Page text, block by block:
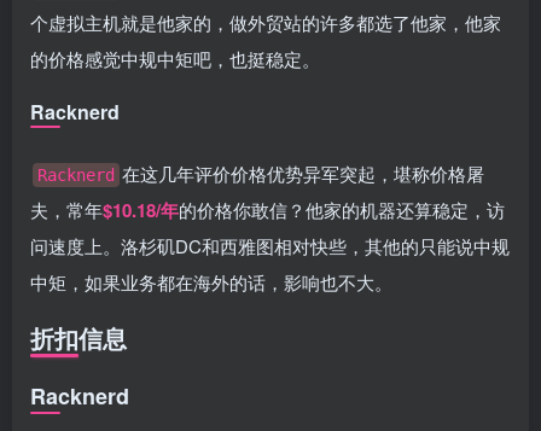
个虚拟主机就是他家的，做外贸站的许多都选了他家，他家
的价格感觉中规中矩吧，也挺稳定。
Racknerd
Racknerd 在这几年评价价格优势异军突起，堪称价格屠
夫，常年$10.18/年的价格你敢信？他家的机器还算稳定，访
问速度上。洛杉矶DC和西雅图相对快些，其他的只能说中规
中矩，如果业务都在海外的话，影响也不大。
折扣信息
Racknerd